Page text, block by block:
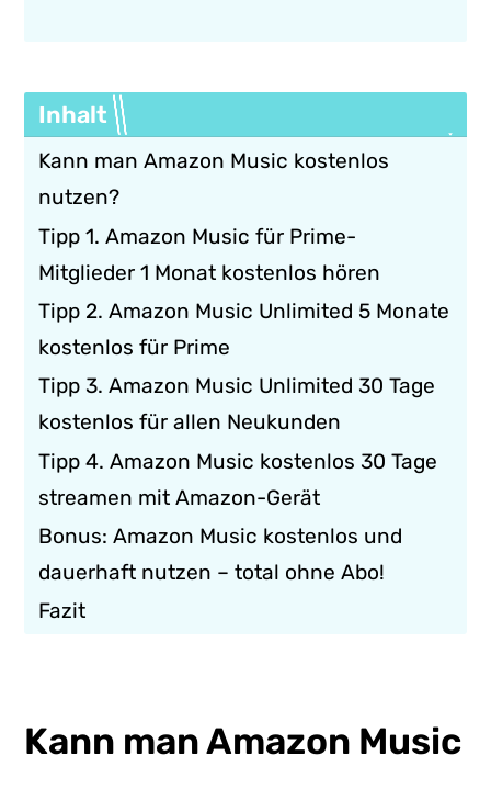
Inhalt
Kann man Amazon Music kostenlos
nutzen?
Tipp 1. Amazon Music für Prime-
Mitglieder 1 Monat kostenlos hören
Tipp 2. Amazon Music Unlimited 5 Monate
kostenlos für Prime
Tipp 3. Amazon Music Unlimited 30 Tage
kostenlos für allen Neukunden
Tipp 4. Amazon Music kostenlos 30 Tage
streamen mit Amazon-Gerät
Bonus: Amazon Music kostenlos und
dauerhaft nutzen – total ohne Abo!
Fazit
Kann man Amazon Music